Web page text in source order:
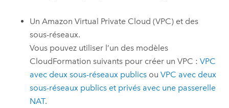
UnAmazon Virtual Private Cloud (VPC) et des
sous-réseaux.
Vous pouvez utiliser l’un des modèles
CloudFormation suivants pour créer unVPC :VPC
avec deux sous-réseaux publics ouVPC avec deux
sous-réseaux publics et privés avec une passerelle
NAT.